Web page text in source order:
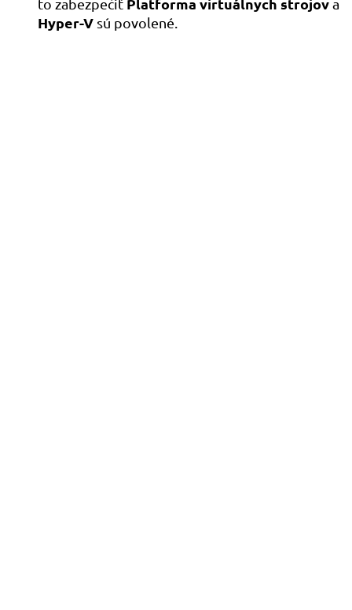
to zabezpečiť Platforma virtuálnych strojova
Hyper-V sú povolené.